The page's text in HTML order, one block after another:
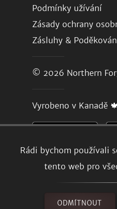
Rádi bychom používali
tento web pro
ODMÍTNOUT
Podmínky užívání
Zásady ochrany
Zásluhy &
© 2026 Northern
Vyrobeno v Kanadě 🍁